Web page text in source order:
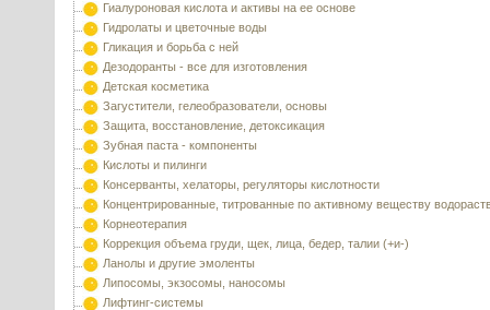
Гиалуроновая кислота и активы на ее основе
Гидролаты и цветочные воды
Гликация и борьба с ней
Дезодоранты - все для изготовления
Детская косметика
Загустители, гелеобразователи, основы
Защита, восстановление, детоксикация
Зубная паста - компоненты
Кислоты и пилинги
Консерванты, хелаторы, регуляторы кислотности
Концентрированные, титрованные по активному веществу
Корнеотерапия
Коррекция объема груди, щек, лица, бедер, талии (+и-)
Ланолы и другие эмоленты
Липосомы, экзосомы, наносомы
Лифтинг-системы